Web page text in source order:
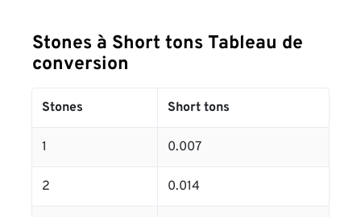
Stones à Short tons Tableau de
conversion
Stones Short tons
1 0.007
2 0.014